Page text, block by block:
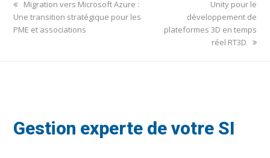
previous
post:
Migration vers Microsoft Azure :
Une transition stratégique pour les
PME et associations
next
post:
Unity pour le
développement de
plateformes 3D en temps
réel RT3D
Gestion experte de votre SI